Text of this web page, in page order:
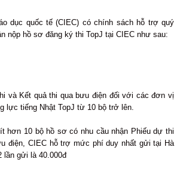
dục quốc tế (CIEC) có chính sách hỗ trợ quý
nộp hồ sơ đăng ký thi TopJ tại CIEC như sau:
và Kết quả thi qua bưu điện đối với các đơn vị
lực tiếng Nhật TopJ từ 10 bộ trở lên.
hơn 10 bộ hồ sơ có nhu cầu nhận Phiếu dự thi
điện, CIEC hỗ trợ mức phí duy nhất gửi tại Hà
lần gửi là 40.000đ